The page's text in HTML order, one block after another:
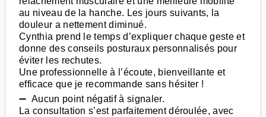
au niveau de la hanche. Les jours suivants, la
douleur a nettement diminué.
Cynthia prend le temps d’expliquer chaque geste et
donne des conseils posturaux personnalisés pour
éviter les rechutes.
Une professionnelle à l’écoute, bienveillante et
efficace que je recommande sans hésiter !
➖ Aucun point négatif à signaler.
La consultation s’est parfaitement déroulée, avec